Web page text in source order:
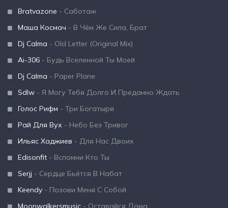
Bratvazone - Саботаж
Маша Космач - В Чём Же Сила, Брат
Dj Calma - Old Letter (Original Mix)
Ai-306 - Будь Вселенной Ты Моей
Dj Calma - Paper Plane
Sdlw - Я Могу Тебя Долго И Преданно Ждать
Голос Рифм - Три Богатыря
Рай Для Вух - Небо Без Тривог
Ильяс Хаджиев - Для Нас Двоих
Edisonfit - Вспомни Кто Ты
Serjj - Сердце Бьётся В Набат
Keendy - Позови Меня С Собой
Moonwalkersmusic - Оставайся Дома